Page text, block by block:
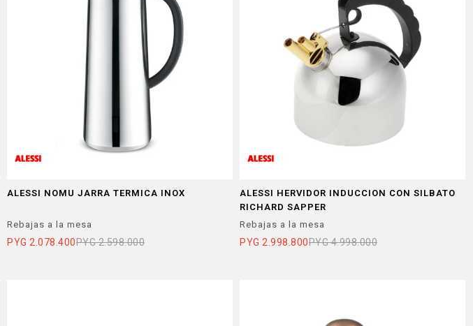
ALESSI NOMU JARRA TERMICA INOX
Rebajas a la mesa
PYG 2.078.400PYG 2.598.000
ALESSI HERVIDOR INDUCCION CON SILBATO
RICHARD SAPPER
Rebajas a la mesa
PYG 2.998.800PYG 4.998.000